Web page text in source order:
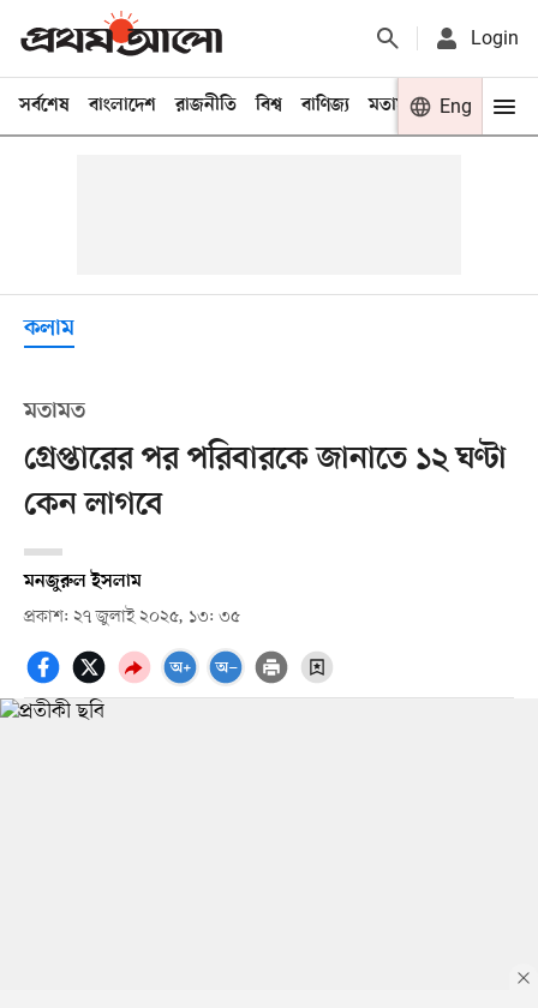
Login
সর্বশেষ বাংলাদেশ রাজনীতি বিশ্ব বাণিজ্য মতামত খেলা
Eng
কলাম
মতামত
গ্রেপ্তারের পর পরিবারকে জানাতে ১২ ঘণ্টা
কেন লাগবে
মনজুরুল ইসলাম
প্রকাশ: ২৭ জুলাই ২০২৫, ১৩: ৩৫